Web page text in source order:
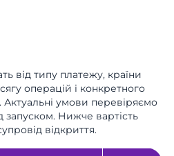
від типу платежу, країни
операцій і конкретного
умови перевіряємо
запуском. Нижче вартість
відкриття.